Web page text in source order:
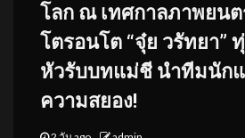
โลก ณ เทศกาลภาพยน
โตรอนโต “จุ๋ย วรัทยา”
หัวรับบทแม่ชี นำทีมนัก
ความสยอง!